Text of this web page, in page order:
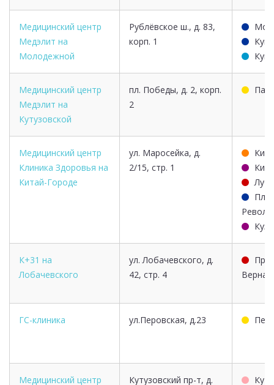
Медицинский центр
Медэлит на
Молодежной
Рублёвское ш., д. 83,
корп. 1
Медицинский центр
Медэлит на
Кутузовской
пл. Победы, д. 2, корп.
2
Медицинский центр
Клиника Здоровья на
Китай-Городе
ул. Маросейка, д.
2/15, стр. 1
К+31 на
Лобачевского
ул. Лобачевского, д.
42, стр. 4
ГС-клиника ул.Перовская, д.23
Медицинский центр Кутузовский пр-т, д.